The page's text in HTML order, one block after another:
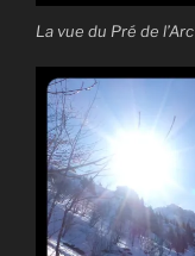
La vue du Pré de l’Arc